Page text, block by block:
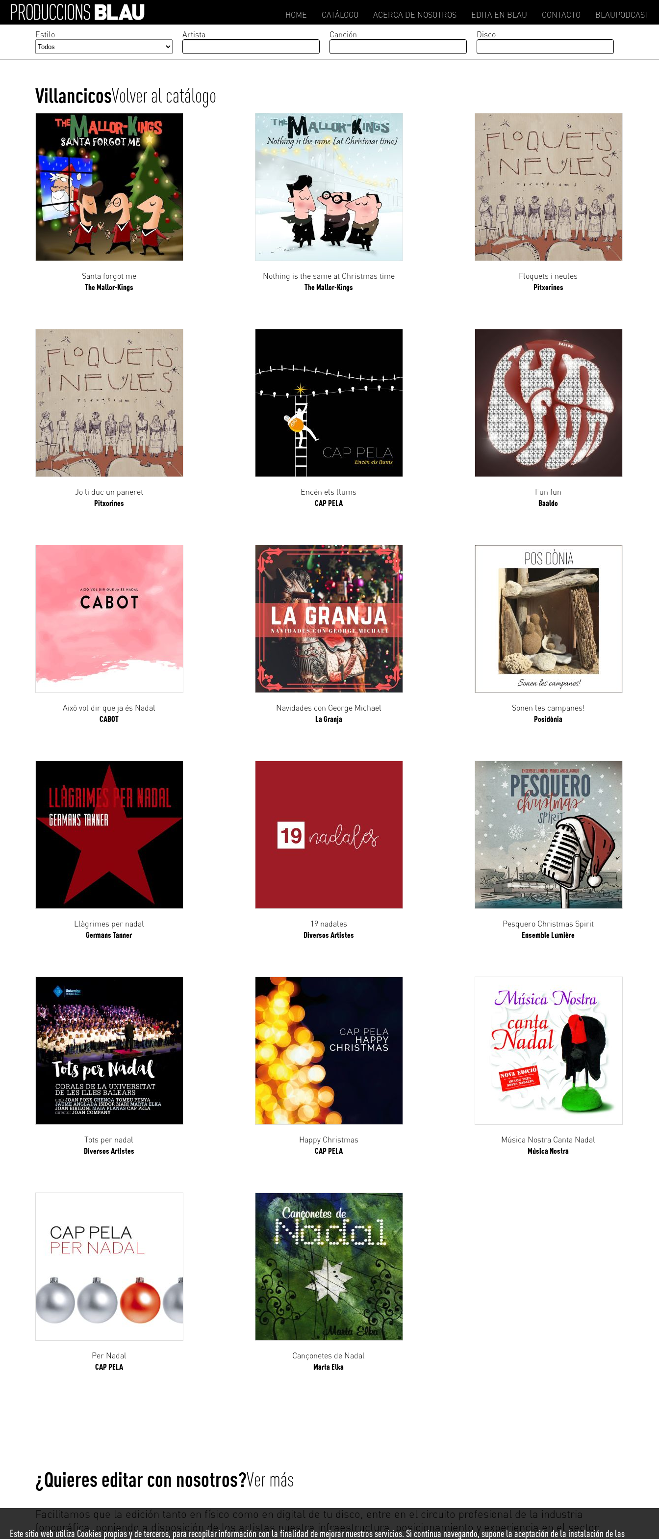
HOME CATÁLOGO ACERCA DE NOSOTROS EDITA EN BLAU CONTACTO
BLAUPODCAST
Estilo
Artista Canción Disco
VillancicosVolver al catálogo
Santa forgot me
The Mallor-Kings
Nothing is the same at Christmas time
The Mallor-Kings
Floquets i neules
Pitxorines
Jo li duc un paneret
Pitxorines
Encén els llums
CAP PELA
Fun fun
Baaldo
Això vol dir que ja és Nadal
CABOT
Navidades con George Michael
La Granja
Sonen les campanes!
Posidònia
Llàgrimes per nadal
Germans Tanner
19 nadales
Diversos Artistes
Pesquero Christmas Spirit
Ensemble Lumière
Tots per nadal
Diversos Artistes
Happy Christmas
CAP PELA
Música Nostra Canta Nadal
Música Nostra
Per Nadal
CAP PELA
Cançonetes de Nadal
Marta Elka
¿Quieres editar con nosotros?Ver más
Facilitamos que la edición tanto en físico como en digital de tu disco, entre en el circuito profesional de la industria
fonográfica, poniendo a disposición de los artistas nuestra infraestructura, posicionamiento y experiencia en el sector
Este sitio web utiliza Cookies propias y de terceros, para recopilar información con la finalidad de mejorar nuestros servicios. Si continua navegando, supone la aceptación de la instalación de las